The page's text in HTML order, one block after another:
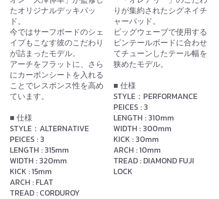
たオリジナルデッキパッ
ド。
今ではサーフボードのシェ
イプもこなす彼のこだわり
が詰まったモデル。
アーチをフラットに、さら
にカーボンシートを入れる
ことでレスポンス性を高め
ています。
■ 仕様
STYLE：ALTERNATIVE
PEICES : 3
LENGTH : 315mm
WIDTH : 320mm
KICK : 15mm
ARCH : FLAT
TREAD : CORDUROY
りが集約されたシグネイチ
ャーパッド。
ビッグウェーブで使用する
ピンテールボードに合わせ
てチューンしたテール幅を
狭めたモデル。
■ 仕様
STYLE：PERFORMANCE
PEICES : 3
LENGTH : 310mm
WIDTH : 300mm
KICK : 30mm
ARCH : 10mm
TREAD : DIAMOND FUJI
LOCK